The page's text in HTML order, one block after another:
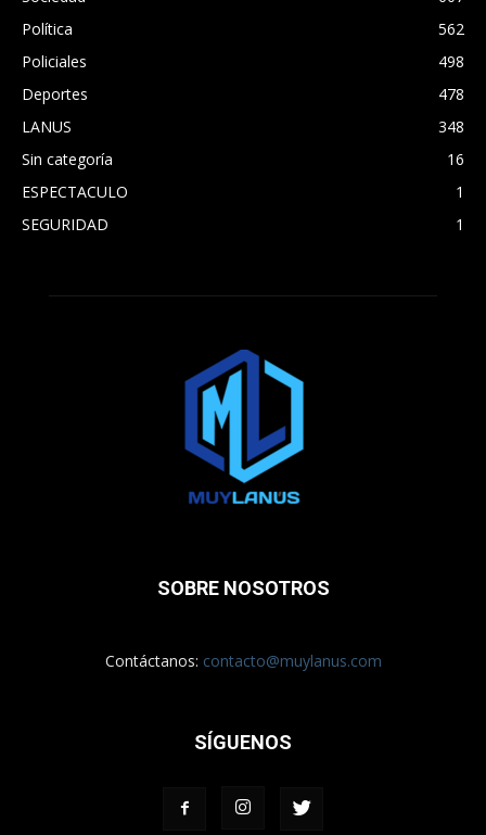
Política
562
Policiales
498
Deportes
478
LANUS
348
Sin categoría
16
ESPECTACULO
1
SEGURIDAD
1
SOBRE NOSOTROS
Contáctanos: contacto@muylanus.com
SÍGUENOS